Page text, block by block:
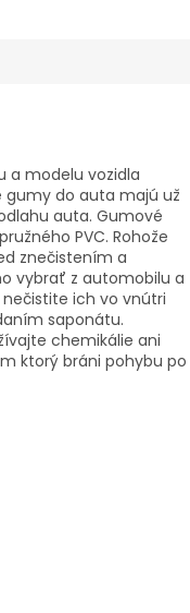
a modelu vozidla
gumy do auta majú už
auta. Gumové
PVC. Rohože
znečistením a
vybrať z automobilu a
ich vo vnútri
saponátu.
chemikálie ani
ktorý bráni pohybu po